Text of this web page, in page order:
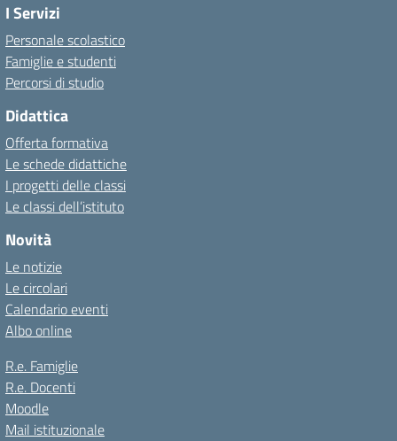
I Servizi
Personale scolastico
Famiglie e studenti
Percorsi di studio
Didattica
Offerta formativa
Le schede didattiche
I progetti delle classi
Le classi dell’istituto
Novità
Le notizie
Le circolari
Calendario eventi
Albo online
R.e. Famiglie
R.e. Docenti
Moodle
Mail istituzionale